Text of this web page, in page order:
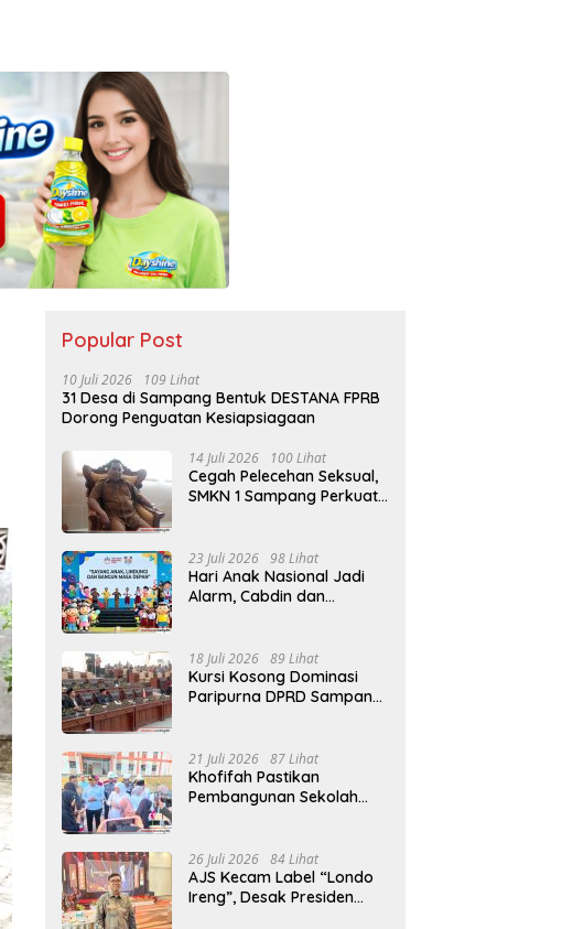
Popular Post
10 Juli 2026 109 Lihat
31 Desa di Sampang Bentuk DESTANA FPRB
Dorong Penguatan Kesiapsiagaan
14 Juli 2026 100 Lihat
Cegah Pelecehan Seksual,
SMKN 1 Sampang Perkuat
23 Juli 2026 98 Lihat
Hari Anak Nasional Jadi
Alarm, Cabdin dan
Kekerasan Seksual Anak
18 Juli 2026 89 Lihat
Kursi Kosong Dominasi
Paripurna DPRD Sampang,
21 Juli 2026 87 Lihat
Khofifah Pastikan
Pembangunan Sekolah
Indonesia Emas
26 Juli 2026 84 Lihat
AJS Kecam Label “Londo
Ireng”, Desak Presiden